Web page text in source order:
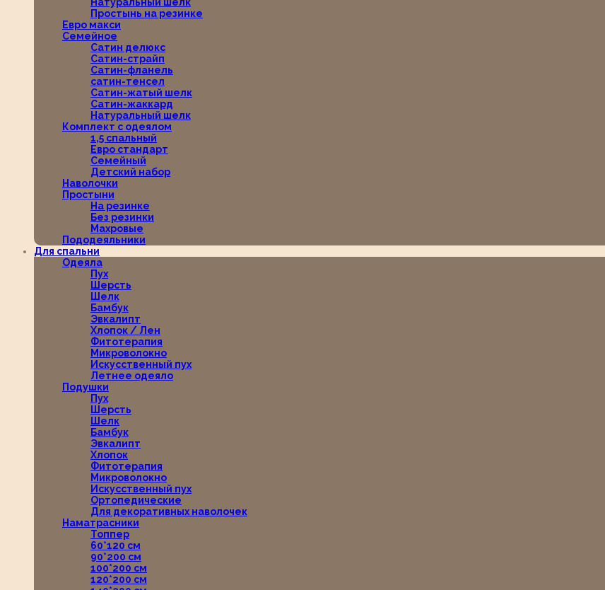
Простынь на резинке
Евро макси
Семейное
Сатин делюкс
Сатин-страйп
Сатин-фланель
сатин-тенсел
Сатин-жатый шелк
Сатин-жаккард
Натуральный шелк
Комплект с одеялом
1,5 спальный
Евро стандарт
Семейный
Детский набор
Наволочки
Простыни
На резинке
Без резинки
Махровые
Пододеяльники
Для спальни
Одеяла
Пух
Шерсть
Шелк
Бамбук
Эвкалипт
Хлопок / Лен
Фитотерапия
Микроволокно
Искусственный пух
Летнее одеяло
Подушки
Пух
Шерсть
Шелк
Бамбук
Эвкалипт
Хлопок
Фитотерапия
Микроволокно
Искусственный пух
Ортопедические
Для декоративных наволочек
Наматрасники
Топпер
60*120 см
90*200 см
100*200 см
120*200 см